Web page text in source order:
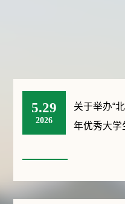
5.29
2026
关于举办“
年优秀大学